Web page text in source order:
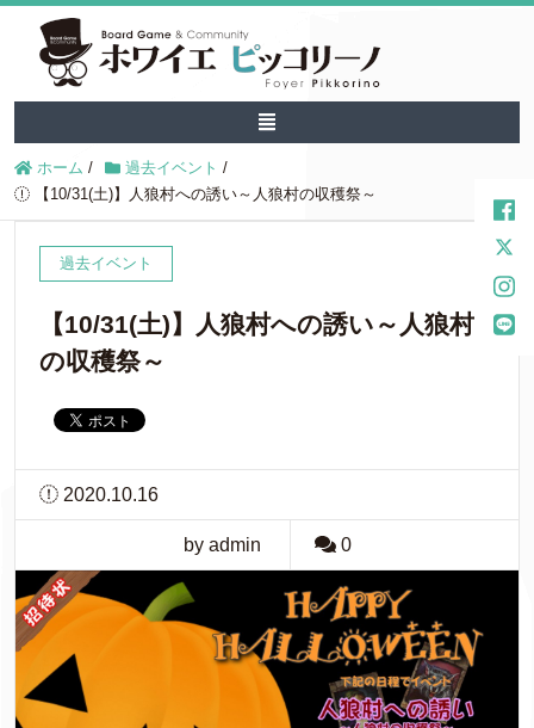
ホーム / 過去イベント /
【10/31(土)】人狼村への誘い～人狼村の収穫祭～
過去イベント
【10/31(土)】人狼村への誘い～人狼村
の収穫祭～
2020.10.16
by admin 0